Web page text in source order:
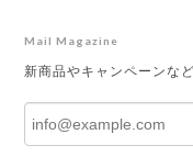
Mail Magazine
新商品やキャンペーンな